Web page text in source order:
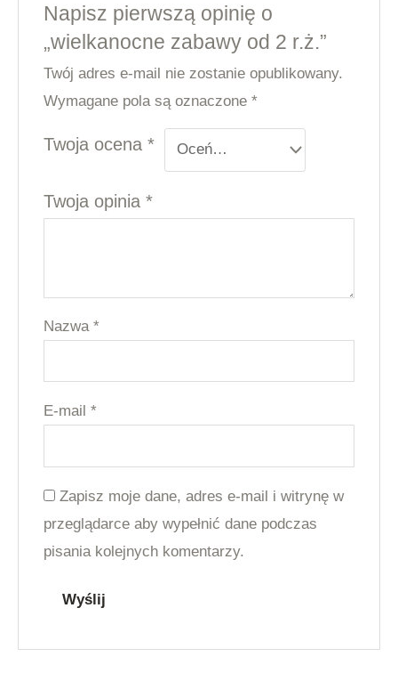
Napisz pierwszą opinię o
„wielkanocne zabawy od 2 r.ż.”
Twój adres e-mail nie zostanie opublikowany.
Wymagane pola są oznaczone*
Twoja ocena*
Twoja opinia*
Nazwa*
E-mail*
Zapisz moje dane, adres e-mail i witrynę w
przeglądarce aby wypełnić dane podczas
pisania kolejnych komentarzy.